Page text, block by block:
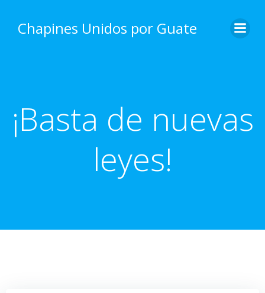
content
Chapines Unidos por Guate
¡Basta de nuevas
leyes!